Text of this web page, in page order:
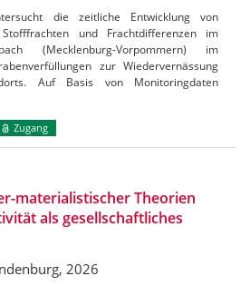
die zeitliche Entwicklung von
Stofffrachten und Frachtdifferenzen im
(Mecklenburg-Vorpommern) im
zur Wiedervernässung
Auf Basis von Monitoringdaten
Zugang
materialistischer Theorien
als gesellschaftliches
2026